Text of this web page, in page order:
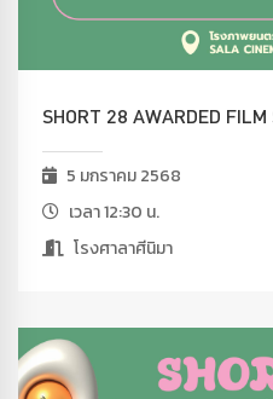
SHORT 28 AWARDED
5 มกราคม 2568
เวลา 12:30 น.
โรงศาลาศีนิมา